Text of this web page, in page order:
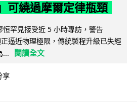
可繞過摩爾定律瓶頸
罕見接受近 5 小時專訪，警告
逼近物理極限，傳統製程升級已失經
...
閱讀全文
享